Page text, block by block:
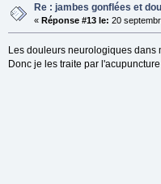
Re : jambes gonflées et
« Réponse #13 le: 20
Les douleurs neurologiques dans
Donc je les traite par